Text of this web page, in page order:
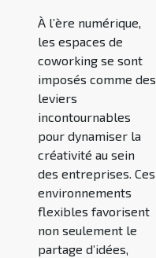
À l’ère numérique,
les espaces de
coworking se sont
imposés comme des
leviers
incontournables
pour dynamiser la
créativité au sein
des entreprises. Ces
environnements
flexibles favorisent
non seulement le
partage d’idées,